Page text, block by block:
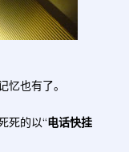
也有了。
死的以“电话快挂